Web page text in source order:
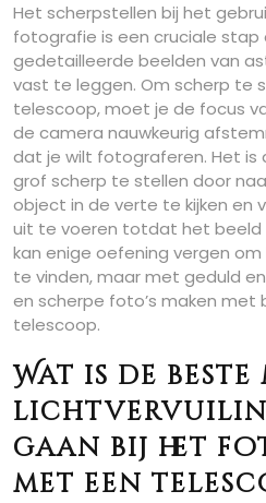
Het scherpstellen bij het
fotografie is een cruciale stap
gedetailleerde beelden van
vast te leggen. Om scherp te
telescoop, moet je de focus
de camera nauwkeurig
dat je wilt fotograferen. Het is
grof scherp te stellen door
object in de verte te kijken en
uit te voeren totdat het beeld
kan enige oefening vergen
te vinden, maar met geduld
en scherpe foto’s maken met
telescoop.
Wat is de
gaan bij het
met een